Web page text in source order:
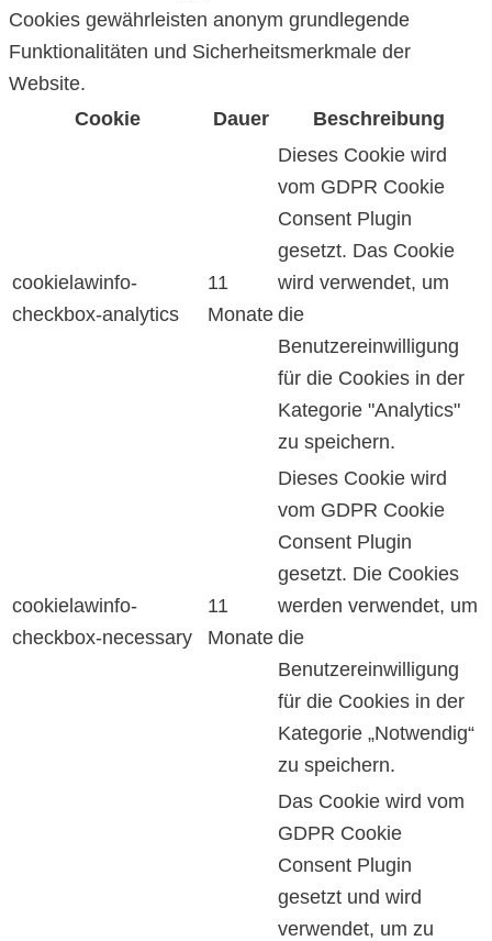
Cookies gewährleisten anonym grundlegende
Funktionalitäten und Sicherheitsmerkmale der
Website.
Cookie
Dauer Beschreibung
cookielawinfo-
checkbox-analytics
11
Monate
Dieses Cookie wird
vom GDPR Cookie
Consent Plugin
gesetzt. Das Cookie
wird verwendet, um
die
Benutzereinwilligung
für die Cookies in der
Kategorie "Analytics"
zu speichern.
cookielawinfo-
checkbox-necessary
11
Monate
Dieses Cookie wird
vom GDPR Cookie
Consent Plugin
gesetzt. Die Cookies
werden verwendet, um
die
Benutzereinwilligung
für die Cookies in der
Kategorie „Notwendig“
zu speichern.
Das Cookie wird vom
GDPR Cookie
Consent Plugin
gesetzt und wird
verwendet, um zu